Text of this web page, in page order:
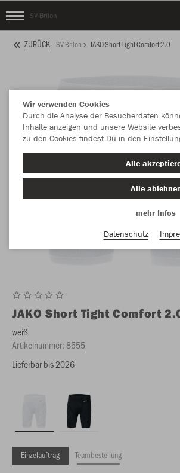
SV Brilon
ZURÜCK SV Brilon JAKO Short Tight Comfort 2.0
JAKO Short Tight Comfort
weiß
Artikelnummer:8555
Lieferbar bis 2026
Einzelauftrag Teambestellung
Wir verwenden Cookies
Durch die Analyse der Besucherdaten
Inhalte anzeigen und unsere Website
zu den Cookies findest Du in den
Alle
Alle
mehr Infos
Datenschutz